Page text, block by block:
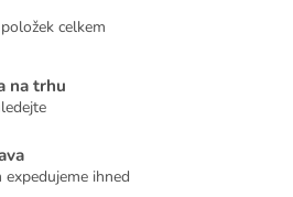
O
l
á
d
í
celkem
na trhu
ihned